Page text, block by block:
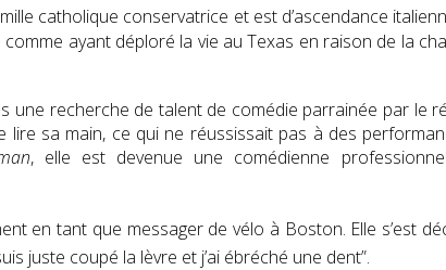
catholique conservatrice et est d’ascendance
ayant déploré la vie au Texas en raison de la
une recherche de talent de comédie parrainée par
lire sa main, ce qui ne réussissait pas à des
, elle est devenue une comédienne
en tant que messager de vélo à Boston. Elle s’est
juste coupé la lèvre et j’ai ébréché une dent”.